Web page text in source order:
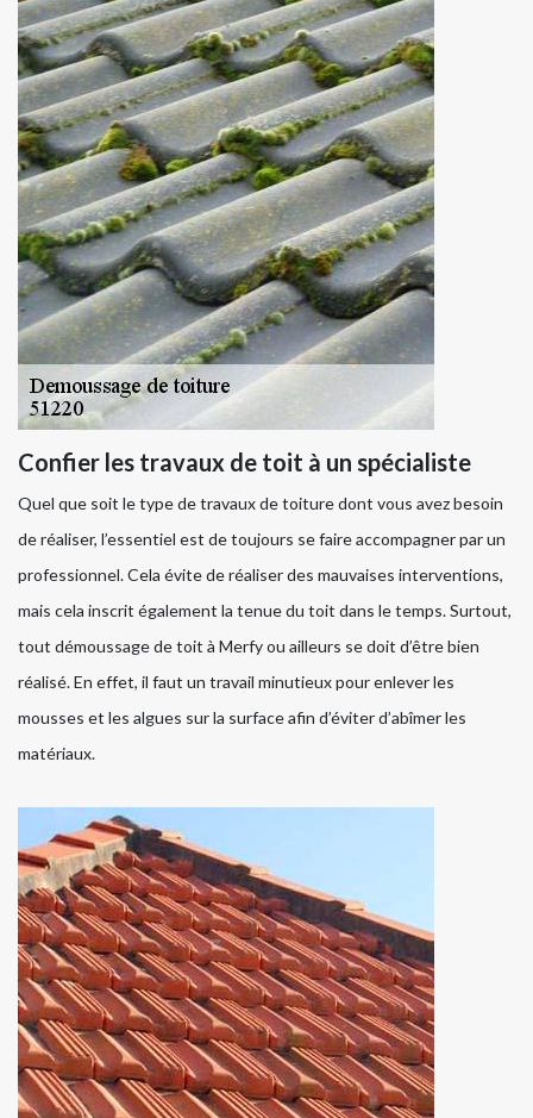
Confier les travaux de toit à un spécialiste
Quel que soit le type de travaux de toiture dont vous avez besoin
de réaliser, l’essentiel est de toujours se faire accompagner par un
professionnel. Cela évite de réaliser des mauvaises interventions,
mais cela inscrit également la tenue du toit dans le temps. Surtout,
tout démoussage de toit à Merfy ou ailleurs se doit d’être bien
réalisé. En effet, il faut un travail minutieux pour enlever les
mousses et les algues sur la surface afin d’éviter d’abîmer les
matériaux.